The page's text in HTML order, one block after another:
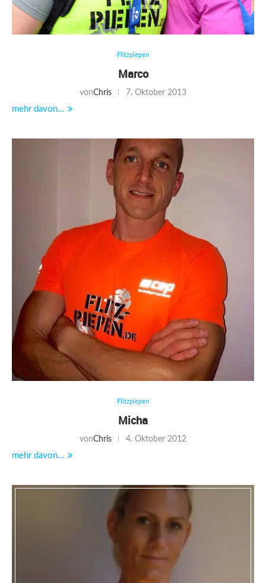
Flitzpiepen
Marco
vonChris 7. Oktober 2013
mehr davon...
Flitzpiepen
Micha
vonChris 4. Oktober 2012
mehr davon...